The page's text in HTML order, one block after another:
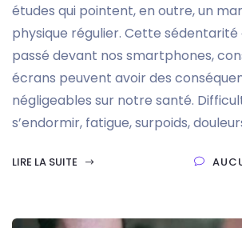
études qui pointent, en outre, un
physique régulier. Cette
passé devant nos smartphones,
écrans peuvent avoir des
négligeables sur notre santé.
s’endormir, fatigue, surpoids,
LIRE LA SUITE